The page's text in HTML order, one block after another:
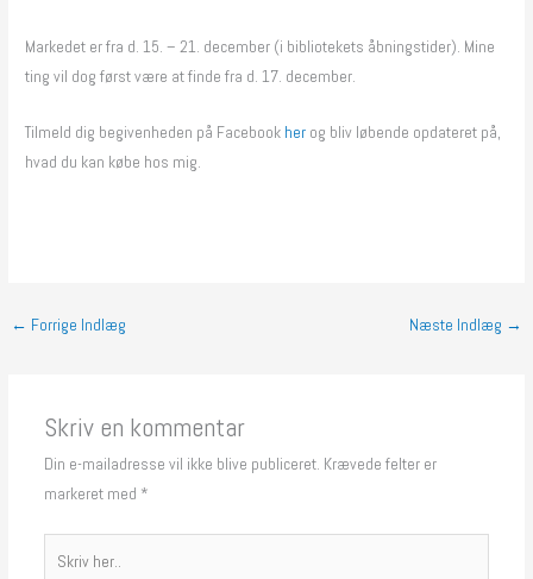
Markedet er fra d. 15. – 21. december (i bibliotekets åbningstider). Mine
ting vil dog først være at finde fra d. 17. december.
Tilmeld dig begivenheden på Facebook her og bliv løbende opdateret på,
hvad du kan købe hos mig.
← Forrige Indlæg Næste Indlæg →
Skriv en kommentar
Din e-mailadresse vil ikke blive publiceret. Krævede felter er
markeret med *